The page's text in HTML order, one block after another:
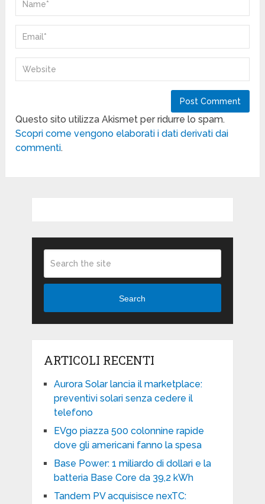
Questo sito utilizza Akismet per ridurre lo spam.
Scopri come vengono elaborati i dati derivati dai
commenti.
Search
ARTICOLI RECENTI
Aurora Solar lancia il marketplace:
preventivi solari senza cedere il
telefono
EVgo piazza 500 colonnine rapide
dove gli americani fanno la spesa
Base Power: 1 miliardo di dollari e la
batteria Base Core da 39,2 kWh
Tandem PV acquisisce nexTC: